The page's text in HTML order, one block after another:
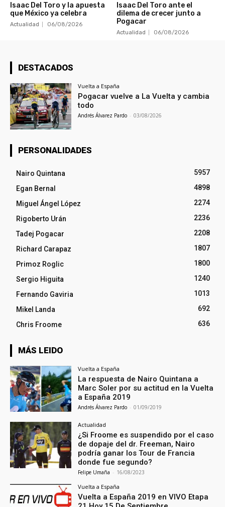
Isaac Del Toro y la apuesta
que México ya celebra
Actualidad 06/08/2026
Isaac Del Toro ante el
dilema de crecer junto a
Pogacar
Actualidad 06/08/2026
DESTACADOS
Vuelta a España
Pogacar vuelve a La Vuelta y cambia
todo
Andrés Álvarez Pardo - 03/08/2026
PERSONALIDADES
Nairo Quintana
5957
Egan Bernal
4898
Miguel Ángel López
2274
Rigoberto Urán
2236
Tadej Pogacar
2208
Richard Carapaz
1807
Primoz Roglic
1800
Sergio Higuita
1240
Fernando Gaviria
1013
Mikel Landa
692
Chris Froome
636
MÁS LEIDO
Vuelta a España
La respuesta de Nairo Quintana a
Marc Soler por su actitud en la Vuelta
a España 2019
Andrés Álvarez Pardo - 01/09/2019
Actualidad
¿Si Froome es suspendido por el caso
de dopaje del dr. Freeman, Nairo
podría ganar los Tour de Francia
donde fue segundo?
Felipe Umaña - 16/08/2023
Vuelta a España
Vuelta a España 2019 en VIVO Etapa